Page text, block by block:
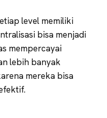
level memiliki
bisa menjadi
mempercayai
lebih banyak
mereka bisa